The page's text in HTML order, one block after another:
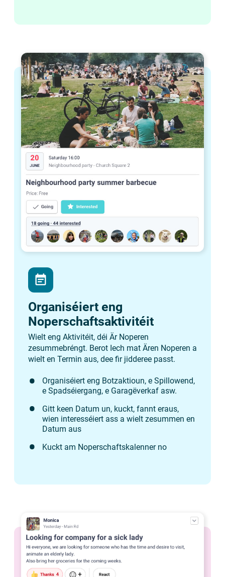
event_note
Organiséiert eng
Noperschaftsaktivitéit
Wielt eng Aktivitéit, déi Är Noperen
zesummebréngt. Berot Iech mat Ären Noperen a
wielt en Termin aus, dee fir jidderee passt.
Organiséiert eng Botzaktioun, e Spillowend,
e Spadséiergang, e Garagëverkaf asw.
Gitt keen Datum un, kuckt, fannt eraus,
wien interesséiert ass a wielt zesummen en
Datum aus
Kuckt am Noperschaftskalenner no